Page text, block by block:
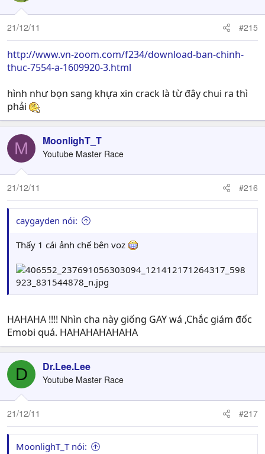
21/12/11 #215
http://www.vn-zoom.com/f234/download-ban-chinh-
thuc-7554-a-1609920-3.html
hình như bọn sang khựa xin crack là từ đây chui ra thì
phải
M MoonlighT_T
Youtube Master Race
21/12/11 #216
caygayden nói:
Thấy 1 cái ảnh chế bên voz
HAHAHA !!!! Nhìn cha này giống GAY wá ,Chắc giám đốc
Emobi quá. HAHAHAHAHAHA
D Dr.Lee.Lee
Youtube Master Race
21/12/11 #217
MoonlighT_T nói: